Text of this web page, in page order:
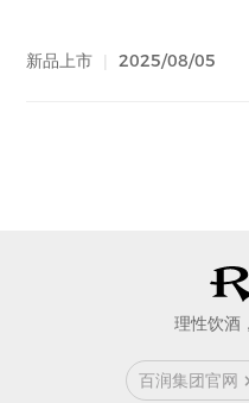
新品上市 | 2025/08/05
理性饮酒
百润集团官网